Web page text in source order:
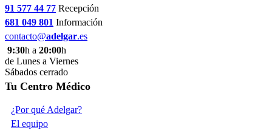
91 577 44 77 Recepción
681 049 801 Información
contacto@adelgar.es
9:30h a 20:00h
de Lunes a Viernes
Sábados cerrado
Tu Centro Médico
¿Por qué Adelgar?
El equipo